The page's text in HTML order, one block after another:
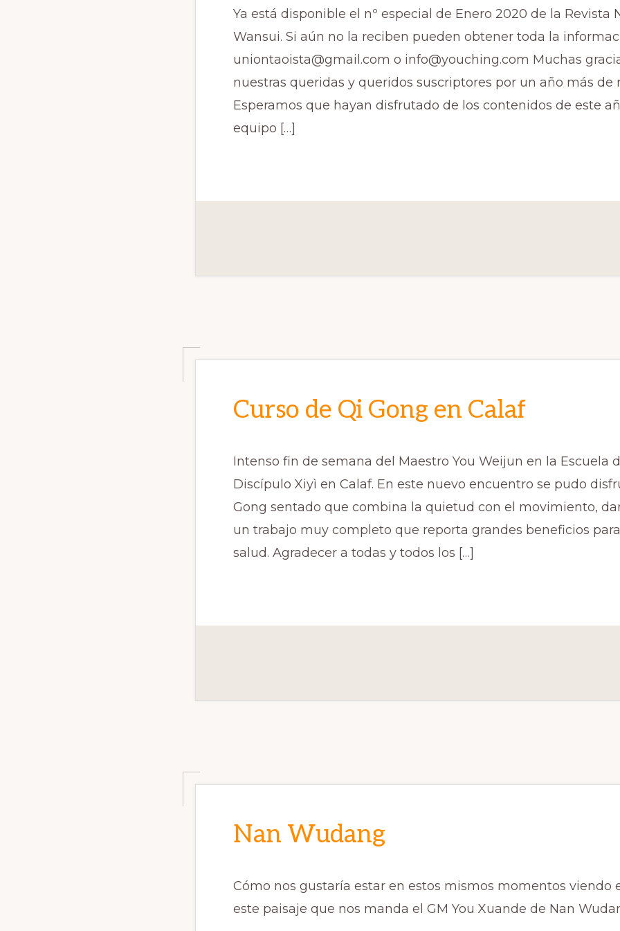
Ya está disponible el nº especial de Enero 2020 de la Revista
Wansui. Si aún no la reciben pueden obtener toda la
uniontaoista@gmail.com o info@youching.com Muchas
nuestras queridas y queridos suscriptores por un año más de
Esperamos que hayan disfrutado de los contenidos de este
equipo […]
Curso de Qi Gong en Calaf
Intenso fin de semana del Maestro You Weijun en la Escuela
Discípulo Xiyì en Calaf. En este nuevo encuentro se pudo
Gong sentado que combina la quietud con el movimiento,
un trabajo muy completo que reporta grandes beneficios
salud. Agradecer a todas y todos los […]
Nan Wudang
Cómo nos gustaría estar en estos mismos momentos viendo
este paisaje que nos manda el GM You Xuande de Nan